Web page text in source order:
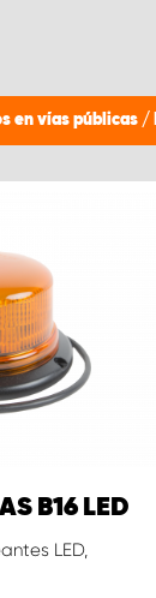
en vías públicas /
B16 LED
LED,